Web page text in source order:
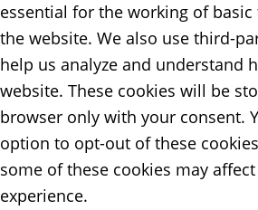
essential for the working of
the website. We also use third-
help us analyze and understand
website. These cookies will be
browser only with your consent.
option to opt-out of these
some of these cookies may
experience.